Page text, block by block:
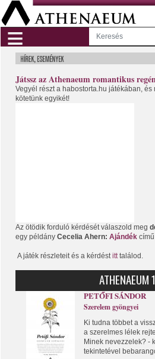
≡
Játssz az Athenaeum romantikus
Vegyél részt a habostorta.hu játékában,
kötetünk egyikét!
Az ötödik forduló kérdését válaszold meg
egy példány Cecelia Ahern: Ajándék
A játék részleteit és a kérdést itt találod.
ATHENAEUM
PETŐFI SÁNDOR
Szerelem gyöngyei
Ki tudna többet a
a szerelmes lélek
Minek nevezzelek? -
tekintetével